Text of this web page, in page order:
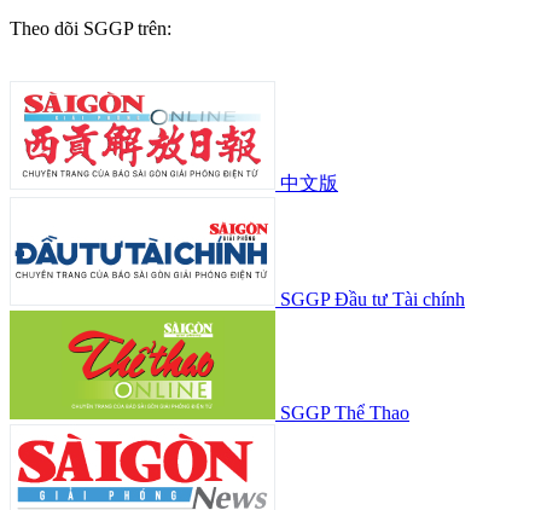
Theo dõi SGGP trên:
中文版
SGGP Đầu tư Tài chính
SGGP Thể Thao